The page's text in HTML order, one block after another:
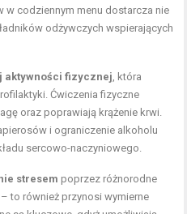
codziennym menu dostarcza nie
odżywczych wspierających
aktywności fizycznej , która
Ćwiczenia fizyczne
oraz poprawiają krążenie krwi.
i ograniczenie alkoholu
sercowo-naczyniowego.
stresem poprzez różnorodne
to również przynosi wymierne